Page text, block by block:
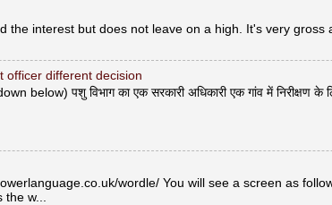
the interest but does not leave on a high. It's very gross
officer different decision
below) पशु विभाग का एक सरकारी अधिकारी एक गांव में निरीक्षण के
wordle/ You will see a screen as
w...